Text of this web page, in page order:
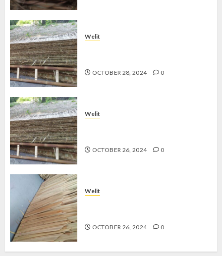
Welit
OCTOBER 28, 2024 0
Welit
OCTOBER 26, 2024 0
Welit
OCTOBER 26, 2024 0